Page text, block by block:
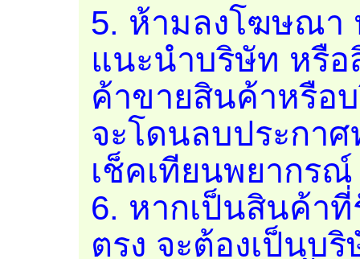
5. ห้ามลงโฆษณา
แนะนำบริษัท หรื
ค้าขายสินค้าหรือ
จะโดนลบประกา
เช็คเทียนพยากร
6. หากเป็นสินค้า
ตรง จะต้องเป็นบ